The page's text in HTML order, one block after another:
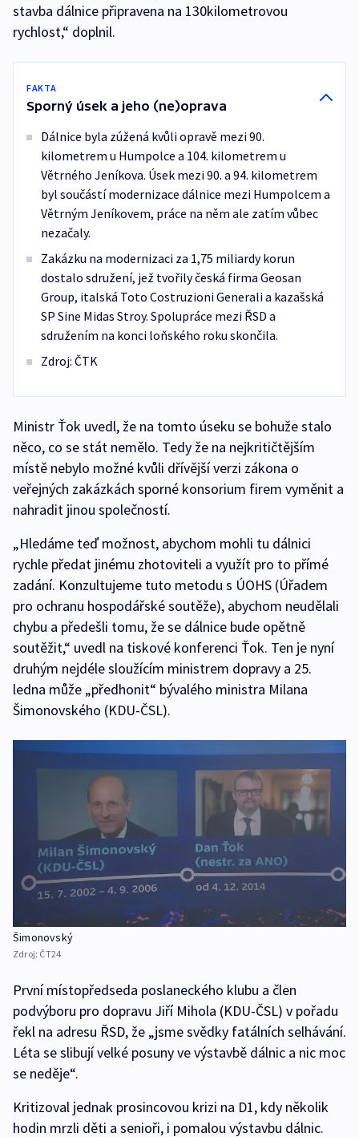
stavba dálnice připravena na 130kilometrovou
rychlost,“ doplnil.
FAKTA
Sporný úsek a jeho (ne)oprava
Dálnice byla zúžená kvůli opravě mezi 90.
kilometrem u Humpolce a 104. kilometrem u
Větrného Jeníkova. Úsek mezi 90. a 94. kilometrem
byl součástí modernizace dálnice mezi Humpolcem a
Větrným Jeníkovem, práce na něm ale zatím vůbec
nezačaly.
Zakázku na modernizaci za 1,75 miliardy korun
dostalo sdružení, jež tvořily česká firma Geosan
Group, italská Toto Costruzioni Generali a kazašská
SP Sine Midas Stroy. Spolupráce mezi ŘSD a
sdružením na konci loňského roku skončila.
Zdroj: ČTK
Ministr Ťok uvedl, že na tomto úseku se bohuže stalo
něco, co se stát nemělo. Tedy že na nejkritičtějším
místě nebylo možné kvůli dřívější verzi zákona o
veřejných zakázkách sporné konsorium firem vyměnit a
nahradit jinou společností.
„Hledáme teď možnost, abychom mohli tu dálnici
rychle předat jinému zhotoviteli a využít pro to přímé
zadání. Konzultujeme tuto metodu s ÚOHS (Úřadem
pro ochranu hospodářské soutěže), abychom neudělali
chybu a předešli tomu, že se dálnice bude opětně
soutěžit,“ uvedl na tiskové konferenci Ťok. Ten je nyní
druhým nejdéle sloužícím ministrem dopravy a 25.
ledna může „předhonit“ bývalého ministra Milana
Šimonovského (KDU-ČSL).
Šimonovský
Zdroj: ČT24
První místopředseda poslaneckého klubu a člen
podvýboru pro dopravu Jiří Mihola (KDU-ČSL) v pořadu
řekl na adresu ŘSD, že „jsme svědky fatálních selhávání.
Léta se slibují velké posuny ve výstavbě dálnic a nic moc
se neděje“.
Kritizoval jednak prosincovou krizi na D1, kdy několik
hodin mrzli děti a senioři, i pomalou výstavbu dálnic.